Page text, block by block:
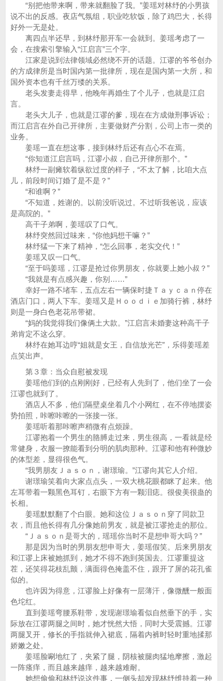
“别把他带来啊，带来就翻脸了我。”姜瑶对林纾的小男孩
说不出的反感。夜店气氛组，职业吃软饭，除了鸡巴大，长得
好外一无是处。
离四点半还早，到林纾那开车一会就到。姜瑶考虑了一
会，在搜索引擎输入“江启言”三个字。
江家是说到法律领域必然绕不开的话题。江谬的爷爷创办
的方成律所是当时国内第一批律所，现在是国内第一大所，和
国外资本也有千丝万缕的关系。
老头发妻走得早，他晚年再婚生了个儿子，也就是江启
言。
老头大儿子，也就是江谬的爹，现在在方成做刑事诉讼；
而江启言在外自己开律所，主要做财产分割，公司上市一类的
业务。
姜瑶一直在想这事，接到林纾后还有点心不在焉。
“你知道江启言吗，江谬小叔，自己开律所那个。”
林纾一副瘫软着纵欲过度的样子，“不太了解，比咱大点
儿，前段时间订婚了是不是？”
“和谁啊？”
“不知道，姓谢的。以前没听说过。不过听我爸说，应该
是高院的。”
高干子弟啊，姜瑶叹了口气。
林纾突然回过味来，“你他妈想干嘛？”
林纾猛一下来了精神，“怎么回事，老实交代！”
姜瑶又叹一口气。
“至于吗姜瑶，江谬是抢过你男朋友，你就要上她小叔？”
“我就是有点感兴趣，你别……”
幸好一路不堵车，五点左右一辆保时捷Ｔａｙｃａｎ停在
酒店门口，两人下车。姜瑶又是Ｈｏｏｄｉｅ加骑行裤，林纾
则是一身白色老花吊带裙。
“妈的我觉得我们像俩土大款。”江启言未婚妻这种高干子
弟肯定不这么穿。
林纾在她耳边哼“姐就是女王，自信放光芒”，乐得姜瑶差
点笑出声。
第３章：当众自慰被发现
姜瑶他们到的点刚刚好，已经有人先到了，他们坐了一会
江谬也就到了。
酒店人不多，他们隔壁桌坐着几个小网红，在不停地摆姿
势拍照，咔嚓咔嚓的一张接一张。
姜瑶听着那咔嚓声稍微有点烦躁。
江谬抱着一个男生的胳膊走过来，男生很高，一看就是经
常健身，衣服一撩能看到分明的肌肉那种。江谬和他有种微妙
的体型差，显得很色气。
“我男朋友Ｊａｓｏｎ，谢璟瑜。”江谬向其它人介绍。
谢璟瑜笑着向大家点点头，一双大桃花眼都眯了起来。他
左耳带着一颗黑色耳钉，右眼下方有一颗泪痣。很俊美很蛊的
长相。
姜瑶默默翻了个白眼。她和这位Ｊａｓｏｎ穿了同款卫
衣，而且他长得有几分像她前男友，就是被江谬抢走的那位。
“Ｊａｓｏｎ是哥大的，瑶瑶你当时不是想申哥大吗？”
那是因为当时的男朋友想申哥大，姜瑶假笑。后来男朋友
和江谬上床被她抓到，她才不得不跑到英国去。江谬重提这
茬，还笑得花枝乱颤，满面得色掩盖不住，跟开了屏的花孔雀
似的。
也许因为得意，江谬脸上好像有一层薄汗，像微醺一般面
色坨红。
直到姜瑶弯腰系鞋带，发现谢璟瑜看似自然垂下的手，实
际放在江谬两腿之间时，她才恍然大悟，同时大受震撼。江谬
两腿叉开，修长的手指就伸入裙底，隔着内裤时轻时重地揉那
娇嫩之处。
姜瑶脸唰地红了，夹紧了腿，阴核被腿肉猛地摩擦，激起
一阵瘙痒，而且越来越痒，越来越难耐。
她想偷偷和林纾说这件事，一侧头却发现林纾维持着一种